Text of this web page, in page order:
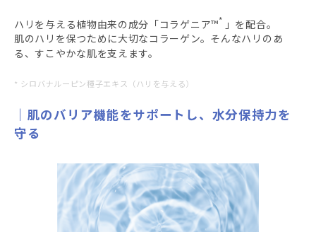
ハリを与える植物由来の成分「コラゲニア™* 」を配合。
肌のハリを保つために大切なコラーゲン。そんなハリのあ
る、すこやかな肌を支えます。
* シロバナルーピン種子エキス（ハリを与える）
肌のバリア機能をサポートし、水分保持力を
守る